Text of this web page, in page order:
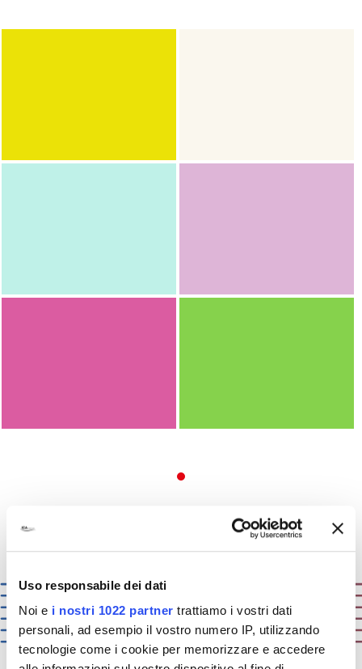
Uso responsabile dei dati
Noi e i nostri 1022 partner trattiamo i vostri dati
personali, ad esempio il vostro numero IP, utilizzando
tecnologie come i cookie per memorizzare e accedere
Vai al form Richiedi informazioni